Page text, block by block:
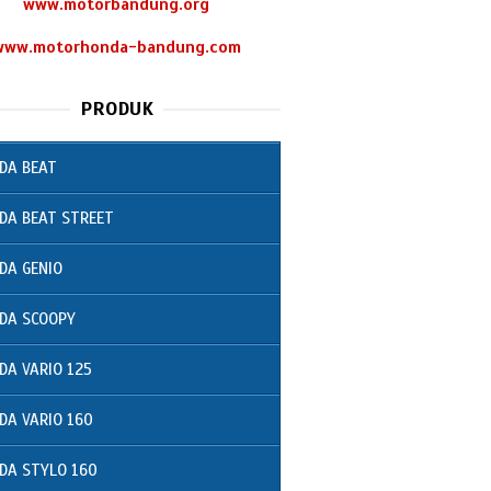
www.motorbandung.org
bandung.com
PRODUK
BEAT
BEAT STREET
GENIO
SCOOPY
VARIO 125
VARIO 160
STYLO 160